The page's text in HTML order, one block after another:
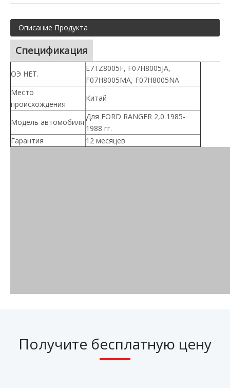
Описание Продукта
Спецификация
ОЭ НЕТ.
E7TZ8005F, F07H8005JA,
F07H8005MA, F07H8005NA
Место
происхождения
Китай
Модель автомобиля
Для FORD RANGER 2,0 1985-
1988 гг.
Гарантия
12 месяцев
Получите бесплатную цену